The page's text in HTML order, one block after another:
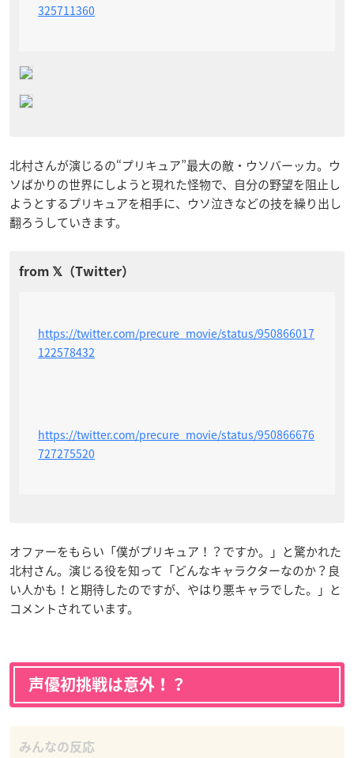
325711360
北村さんが演じるの“プリキュア”最大の敵・ウソバーッカ。ウ
ソばかりの世界にしようと現れた怪物で、自分の野望を阻止し
ようとするプリキュアを相手に、ウソ泣きなどの技を繰り出し
翻ろうしていきます。
https://twitter.com/precure_movie/status/950866017
122578432
https://twitter.com/precure_movie/status/950866676
727275520
オファーをもらい「僕がプリキュア！？ですか。」と驚かれた
北村さん。演じる役を知って「どんなキャラクターなのか？良
い人かも！と期待したのですが、やはり悪キャラでした。」と
コメントされています。
声優初挑戦は意外！？